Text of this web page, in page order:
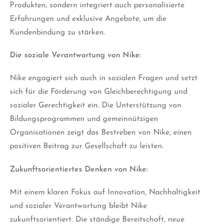
Produkten, sondern integriert auch personalisierte
Erfahrungen und exklusive Angebote, um die
Kundenbindung zu stärken.
Die soziale Verantwortung von Nike:
Nike engagiert sich auch in sozialen Fragen und setzt
sich für die Förderung von Gleichberechtigung und
sozialer Gerechtigkeit ein. Die Unterstützung von
Bildungsprogrammen und gemeinnützigen
Organisationen zeigt das Bestreben von Nike, einen
positiven Beitrag zur Gesellschaft zu leisten.
Zukunftsorientiertes Denken von Nike:
Mit einem klaren Fokus auf Innovation, Nachhaltigkeit
und sozialer Verantwortung bleibt Nike
zukunftsorientiert. Die ständige Bereitschaft, neue